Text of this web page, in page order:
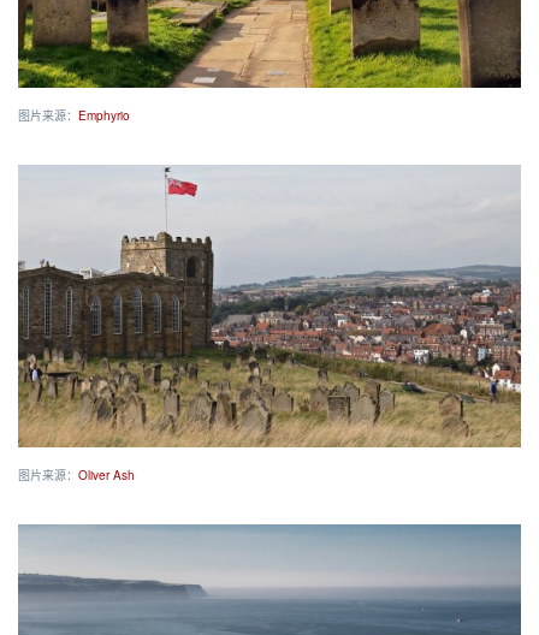
图片来源： Emphyrio
图片来源： Oliver Ash